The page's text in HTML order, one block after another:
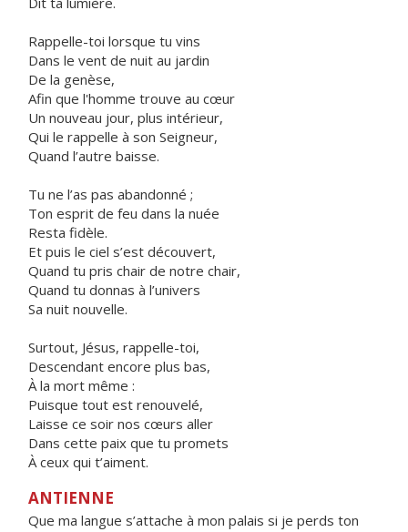
Rappelle-toi lorsque tu vins
Dans le vent de nuit au jardin
De la genèse,
Afin que l'homme trouve au cœur
Un nouveau jour, plus intérieur,
Qui le rappelle à son Seigneur,
Quand l’autre baisse.
Tu ne l’as pas abandonné ;
Ton esprit de feu dans la nuée
Resta fidèle.
Et puis le ciel s’est découvert,
Quand tu pris chair de notre chair,
Quand tu donnas à l’univers
Sa nuit nouvelle.
Surtout, Jésus, rappelle-toi,
Descendant encore plus bas,
À la mort même :
Puisque tout est renouvelé,
Laisse ce soir nos cœurs aller
Dans cette paix que tu promets
À ceux qui t’aiment.
ANTIENNE
Que ma langue s’attache à mon palais si je perds ton